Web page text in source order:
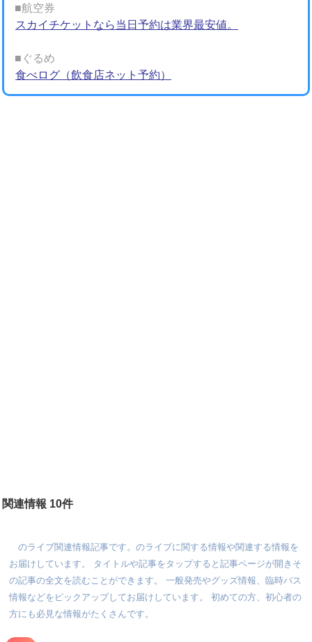
■航空券
スカイチケットなら当日予約は業界最安値。
■ぐるめ
食べログ（飲食店ネット予約）
関連情報 10件
のライブ関連情報記事です。のライブに関する情報や関連する情報を
お届けしています。 タイトルや記事をタップすると記事ページが開きそ
の記事の全文を読むことができます。 一般発売やグッズ情報、臨時バス
情報などをピックアップしてお届けしています。 初めての方、初心者の
方にも必見な情報がたくさんです。